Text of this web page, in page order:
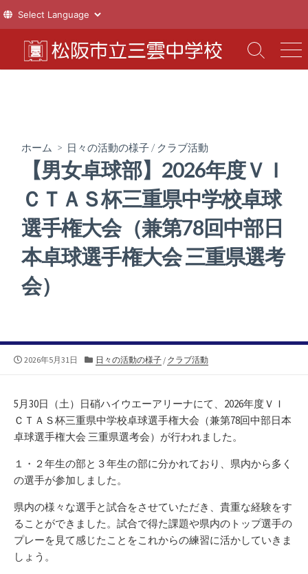
テ
検
索
メ
ニ
ホーム > 日々の活動の様子 / クラブ活動
【男女卓球部】2026年度ＶＩ
ＣＴＡＳ杯三重県中学校卓球
選手権大会（兼第78回中部日
本卓球選手権大会 三重県選考
会）
公
2026年5月31日
カ
リ
ー
日々の活動の様子/ クラブ活動
5月30日（土）日硝ハイウエーアリーナにて、2026年度ＶＩ
ＣＴＡＳ杯三重県中学校卓球選手権大会（兼第78回中部日本
卓球選手権大会 三重県選考会）が行われました。
１・２年生の部と３年生の部に分かれており、県内から多く
の選手が参加しました。
県内の様々な選手と試合をさせていただき、貴重な経験をす
ることができました。試合で得た課題や県内のトップ選手の
プレーを見て感じたことをこれからの練習に活かしていきま
しょう。